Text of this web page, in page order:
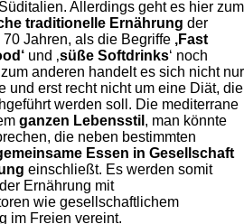
Allerdings geht es hier zum
traditionelle Ernährung der
Jahren, als die Begriffe ‚Fast
und ‚süße Softdrinks‘ noch
anderen handelt es sich nicht nur
und erst recht nicht um eine Diät, die
werden soll. Die mediterrane
ganzen Lebensstil , man könnte
die neben bestimmten
Essen in Gesellschaft
einschließt. Es werden somit
Ernährung mit
wie gesellschaftlichem
im Freien vereint.